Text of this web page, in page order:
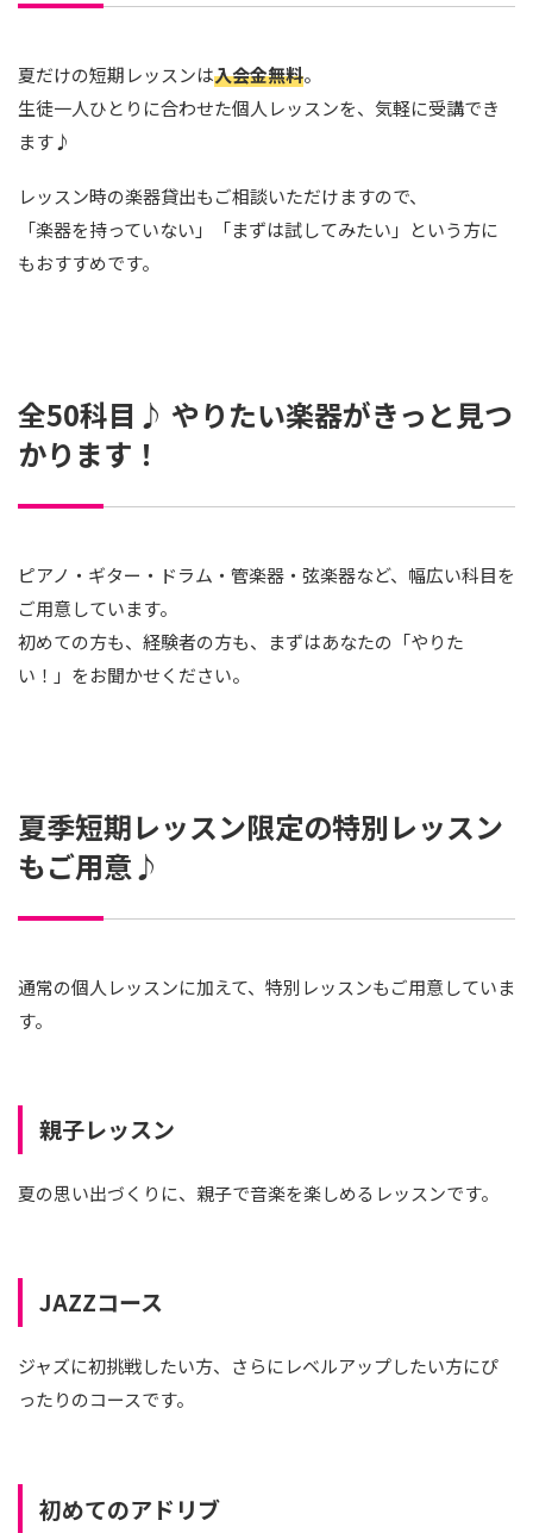
夏だけの短期レッスンは入会金無料。
生徒一人ひとりに合わせた個人レッスンを、気軽に受講でき
ます♪
レッスン時の楽器貸出もご相談いただけますので、
「楽器を持っていない」「まずは試してみたい」という方に
もおすすめです。
全50科目♪ やりたい楽器がきっと見つ
かります！
ピアノ・ギター・ドラム・管楽器・弦楽器など、幅広い科目を
ご用意しています。
初めての方も、経験者の方も、まずはあなたの「やりた
い！」をお聞かせください。
夏季短期レッスン限定の特別レッスン
もご用意♪
通常の個人レッスンに加えて、特別レッスンもご用意していま
す。
親子レッスン
夏の思い出づくりに、親子で音楽を楽しめるレッスンです。
JAZZコース
ジャズに初挑戦したい方、さらにレベルアップしたい方にぴ
ったりのコースです。
初めてのアドリブ